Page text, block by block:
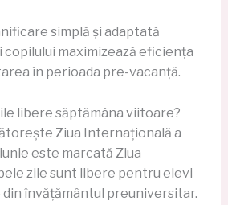
simplă și adaptată
maximizează eficiența
în perioada pre-vacanță.
libere săptămâna viitoare?
Ziua Internațională a
este marcată Ziua
zile sunt libere pentru elevi
din învățământul preuniversitar.